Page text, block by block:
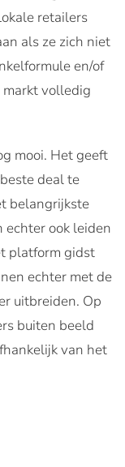
retailers
als ze zich niet
en/of
markt volledig
mooi. Het geeft
deal te
belangrijkste
echter ook leiden
platform gidst
echter met de
uitbreiden. Op
buiten beeld
van het